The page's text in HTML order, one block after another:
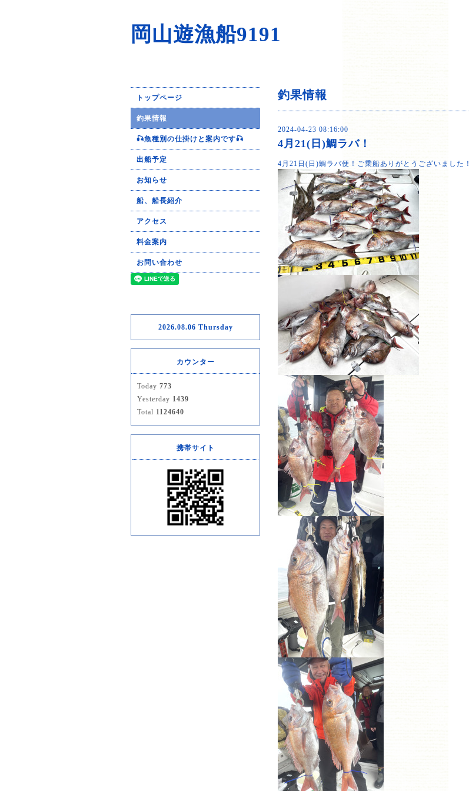
岡山遊漁船9191
釣果情報
2024-04-23 08:16:00
4月21(日)鯛ラバ！
4月21日(日)鯛ラバ便！ご乗船ありがとうございました！
トップページ
釣果情報
🎣魚種別の仕掛けと案内です🎣
出船予定
お知らせ
船、船長紹介
アクセス
料金案内
お問い合わせ
2026.08.06 Thursday
カウンター
Today 773
Yesterday 1439
Total 1124640
携帯サイト